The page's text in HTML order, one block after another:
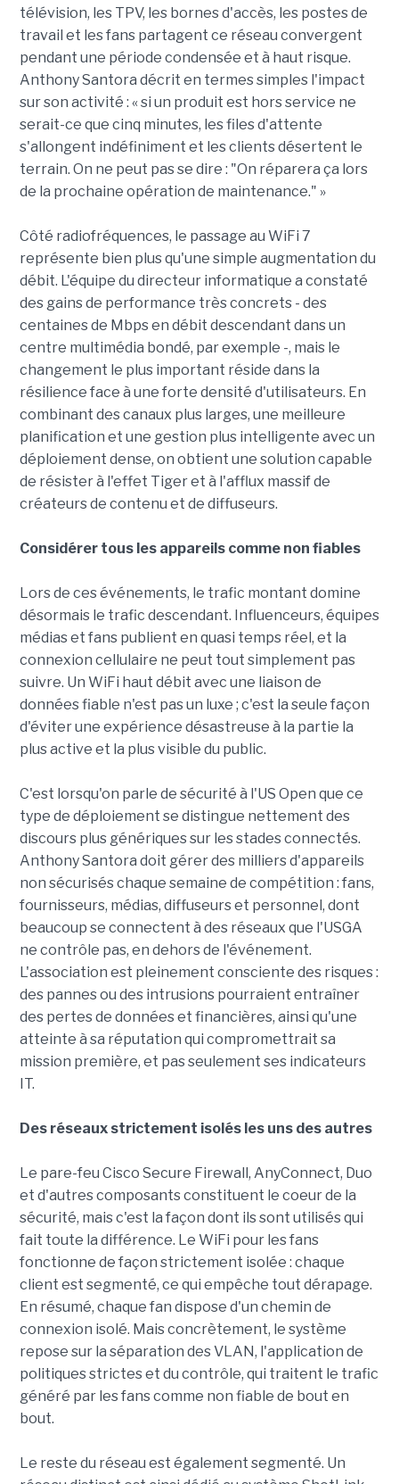
télévision, les TPV, les bornes d'accès, les postes de
travail et les fans partagent ce réseau convergent
pendant une période condensée et à haut risque.
Anthony Santora décrit en termes simples l'impact
sur son activité : « si un produit est hors service ne
serait-ce que cinq minutes, les files d'attente
s'allongent indéfiniment et les clients désertent le
terrain. On ne peut pas se dire : "On réparera ça lors
de la prochaine opération de maintenance." »
Côté radiofréquences, le passage au WiFi 7
représente bien plus qu'une simple augmentation du
débit. L'équipe du directeur informatique a constaté
des gains de performance très concrets - des
centaines de Mbps en débit descendant dans un
centre multimédia bondé, par exemple -, mais le
changement le plus important réside dans la
résilience face à une forte densité d'utilisateurs. En
combinant des canaux plus larges, une meilleure
planification et une gestion plus intelligente avec un
déploiement dense, on obtient une solution capable
de résister à l'effet Tiger et à l'afflux massif de
créateurs de contenu et de diffuseurs.
Considérer tous les appareils comme non fiables
Lors de ces événements, le trafic montant domine
désormais le trafic descendant. Influenceurs, équipes
médias et fans publient en quasi temps réel, et la
connexion cellulaire ne peut tout simplement pas
suivre. Un WiFi haut débit avec une liaison de
données fiable n'est pas un luxe ; c'est la seule façon
d'éviter une expérience désastreuse à la partie la
plus active et la plus visible du public.
C'est lorsqu'on parle de sécurité à l'US Open que ce
type de déploiement se distingue nettement des
discours plus génériques sur les stades connectés.
Anthony Santora doit gérer des milliers d'appareils
non sécurisés chaque semaine de compétition : fans,
fournisseurs, médias, diffuseurs et personnel, dont
beaucoup se connectent à des réseaux que l'USGA
ne contrôle pas, en dehors de l'événement.
L'association est pleinement consciente des risques :
des pannes ou des intrusions pourraient entraîner
des pertes de données et financières, ainsi qu'une
atteinte à sa réputation qui compromettrait sa
mission première, et pas seulement ses indicateurs
IT.
Des réseaux strictement isolés les uns des autres
Le pare-feu Cisco Secure Firewall, AnyConnect, Duo
et d'autres composants constituent le coeur de la
sécurité, mais c'est la façon dont ils sont utilisés qui
fait toute la différence. Le WiFi pour les fans
fonctionne de façon strictement isolée : chaque
client est segmenté, ce qui empêche tout dérapage.
En résumé, chaque fan dispose d'un chemin de
connexion isolé. Mais concrètement, le système
repose sur la séparation des VLAN, l'application de
politiques strictes et du contrôle, qui traitent le trafic
généré par les fans comme non fiable de bout en
bout.
Le reste du réseau est également segmenté. Un